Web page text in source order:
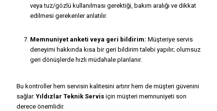
veya tuz/gözlü kullanılması gerektiği, bakım aralığı ve dikkat
edilmesi gerekenler anlatılır.
Memnuniyet anketi veya geri bildirim: Müşteriye servis
deneyimi hakkında kısa bir geri bildirim talebi yapılır; olumsuz
geri dönüşlerde hızlı müdahale planlanır.
Bu kontroller hem servisin kalitesini artırır hem de müşteri güvenini
sağlar. Yıldızlar Teknik Servisiçin müşteri memnuniyeti son
derece önemlidir.